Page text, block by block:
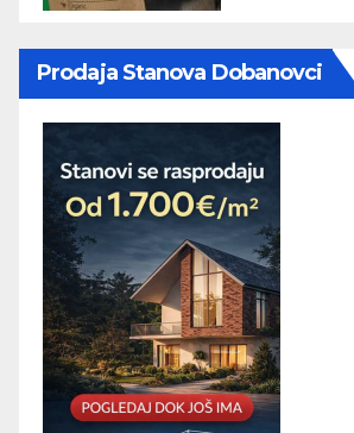
Prodaja Stanova Dobanovci